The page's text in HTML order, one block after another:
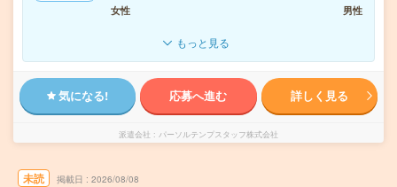
女性
男性
もっと見る
気になる! 応募へ進む 詳しく見る
派遣会社 パーソルテンプスタッフ株式会社
未読 掲載日 2026/08/08